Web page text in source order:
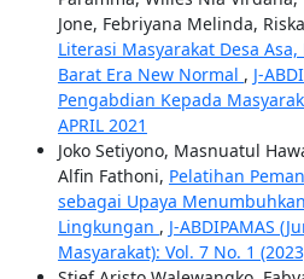
Jone, Febriyana Melinda,
Literasi Masyarakat Desa
Barat Era New Normal , J-
Pengabdian Kepada
APRIL 2021
Joko Setiyono, Masnuatul
Alfin Fathoni, Pelatihan
sebagai Upaya
Lingkungan , J-ABDIPAMAS
Masyarakat): Vol. 7 No. 1